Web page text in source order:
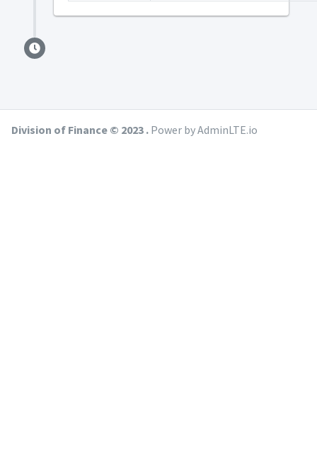
Division of Finance © 2023 . Power by AdminLTE.io